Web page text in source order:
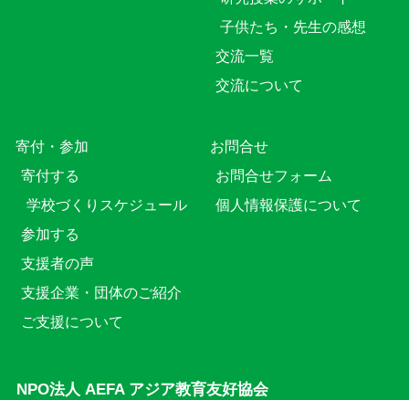
子供たち・先生の感想
交流一覧
交流について
寄付・参加
寄付する
学校づくりスケジュール
参加する
支援者の声
支援企業・団体のご紹介
ご支援について
お問合せ
お問合せフォーム
個人情報保護について
NPO法人 AEFA アジア教育友好協会